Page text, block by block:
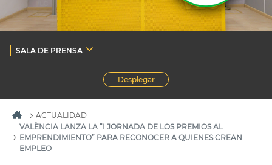
SALA DE PRENSA
Desplegar
ACTUALIDAD
VALÈNCIA LANZA LA “I JORNADA DE LOS PREMIOS AL
EMPRENDIMIENTO” PARA RECONOCER A QUIENES CREAN
EMPLEO